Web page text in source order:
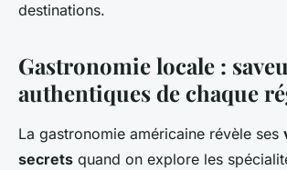
destinations.
Gastronomie locale :
authentiques de chaque
La gastronomie américaine révèle ses
secrets quand on explore les